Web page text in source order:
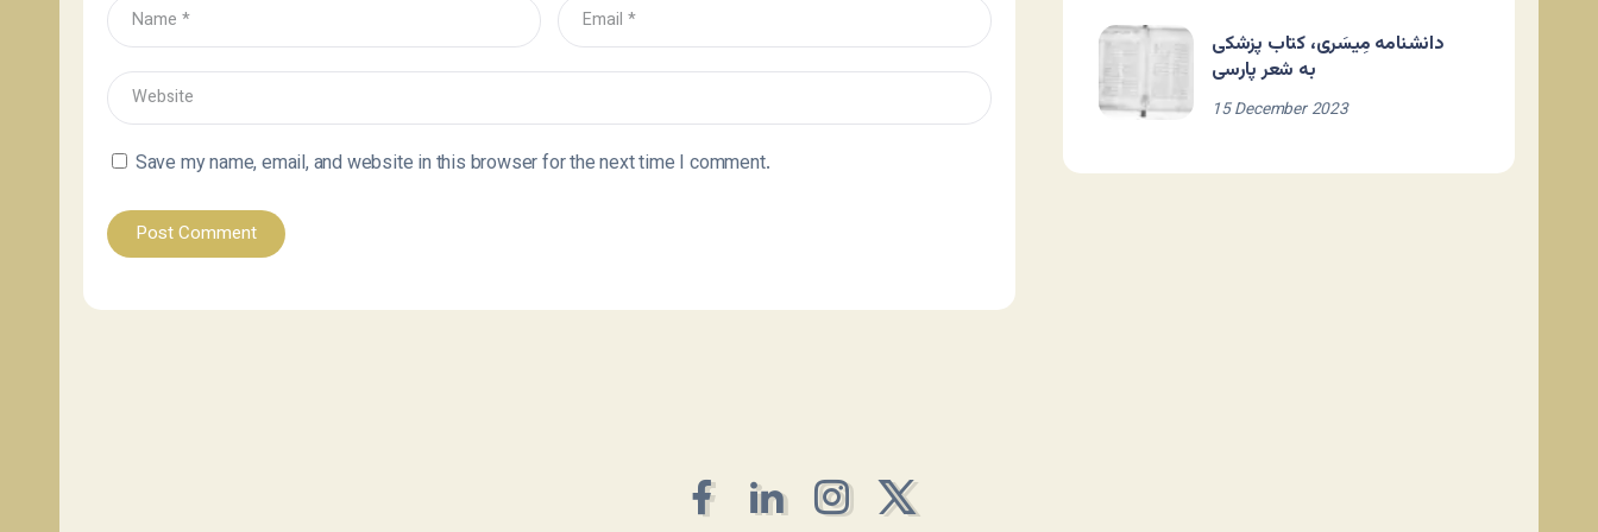
Save my name, email, and website in this browser for the next time I comment.
دانشنامه مِیسَری، کتاب پزشکی
به شعر پارسی
15 December 2023